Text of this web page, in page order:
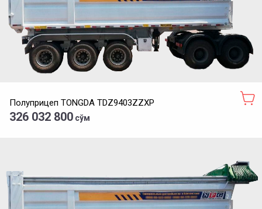
Полуприцеп TONGDA TDZ9403ZZXP
326 032 800 сўм